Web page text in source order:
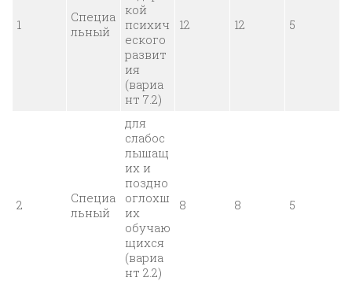
1
Специа
льный
кой
психич
еского
развит
ия
(вариа
нт 7.2)
12 12 5
2
Специа
льный
для
слабос
лышащ
их и
поздно
оглохш
их
обучаю
щихся
(вариа
нт 2.2)
8 8 5